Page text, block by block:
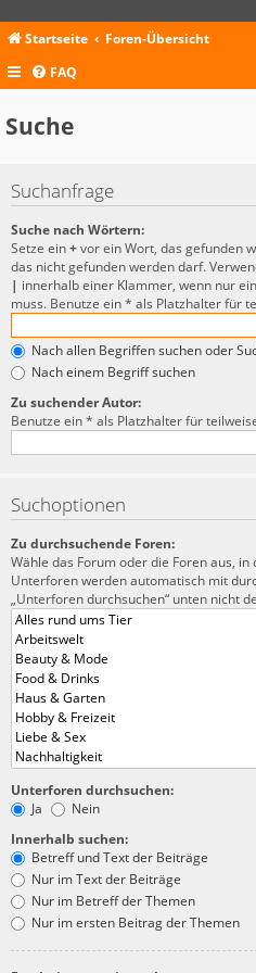
Startseite
Foren-Übersicht
FAQ
Suche
Suchanfrage
Suche nach Wörtern:
Setze ein+vor ein Wort, das gefunden
das nicht gefunden werden darf.
| innerhalb einer Klammer, wenn nur
muss. Benutze ein * als Platzhalter für
Nach allen Begriffen suchen oder
Nach einem Begriff suchen
Zu suchender Autor:
Benutze ein * als Platzhalter für
Suchoptionen
Zu durchsuchende Foren:
Wähle das Forum oder die Foren aus,
Unterforen werden automatisch mit
„Unterforen durchsuchen“ unten nicht
Unterforen durchsuchen:
Ja
Nein
Innerhalb suchen:
Betreff und Text der Beiträge
Nur im Text der Beiträge
Nur im Betreff der Themen
Nur im ersten Beitrag der Themen